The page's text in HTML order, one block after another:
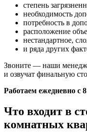
степень
необходимость
потребность в
расположение
нестандартное,
и ряда других
Звоните — наши
и озвучат финальную
Работаем ежедневно с
Что входит в
комнатных